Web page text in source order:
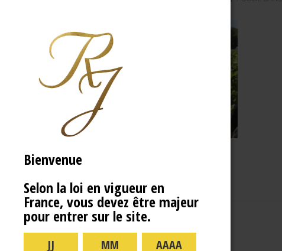
A PROPOSR.J
Bienvenue
Selon la loi en vigueur en
France, vous devez être majeur
pour entrer sur le site.